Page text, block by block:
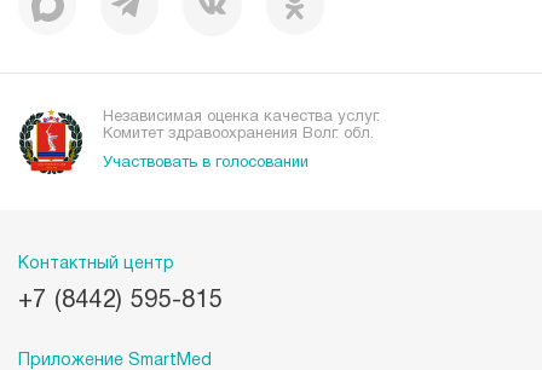
Независимая оценка качества услуг.
Комитет здравоохранения Волг. обл.
Участвовать в голосовании
Контактный центр
+7 (8442) 595-815
Приложение SmartMed